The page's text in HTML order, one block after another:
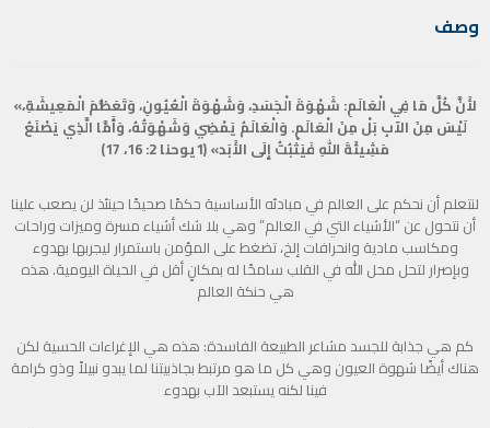
وصف
«لأَنَّ كُلَّ مَا فِي الْعَالَمِ: شَهْوَةَ الْجَسَدِ، وَشَهْوَةَ الْعُيُونِ، وَتَعَظُّمَ الْمَعِيشَةِ،
لَيْسَ مِنَ الآبِ بَلْ مِنَ الْعَالَمِ. وَالْعَالَمُ يَمْضِي وَشَهْوَتُهُ، وَأَمَّا الَّذِي يَصْنَعُ
مَشِيئَةَ اللهِ فَيَثْبُتُ إِلَى الأَبَد» (1يوحنا 2: 16، 17)
لنتعلم أن نحكم على العالم في مبادئه الأساسية حكمًا صحيحًا حينئذ لن يصعب علينا
أن نتحول عن “الأشياء التي في العالم” وهي بلا شك أشياء مسرة وميزات وراحات
ومكاسب مادية وانحرافات إلخ، تضغط على المؤمن باستمرار ليجربها بهدوء
وبإصرار لتحل محل الله في القلب سامحًا له بمكانٍ أقل في الحياة اليومية. هذه
هي حنكة العالم
كم هي جذابة للجسد مشاعر الطبيعة الفاسدة: هذه هي الإغراءات الحسية لكن
هناك أيضًا شهوة العيون وهي كل ما هو مرتبط بجاذبيتنا لما يبدو نبيلاً وذو كرامة
فينا لكنه يستبعد الآب بهدوء